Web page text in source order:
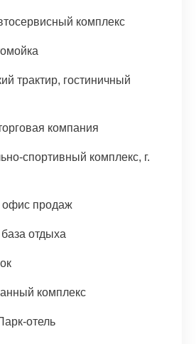
комплекс
трактир, гостиничный
компания
спортивный комплекс, г.
офис продаж
отдыха
комплекс
отель